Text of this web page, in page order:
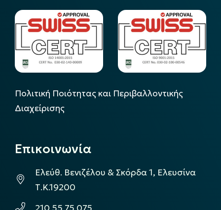
Πολιτική Ποιότητας και Περιβαλλοντικής
Διαχείρισης
Επικοινωνία
Ελεύθ. Βενιζέλου & Σκόρδα 1, Ελευσίνα
Τ.Κ.19200